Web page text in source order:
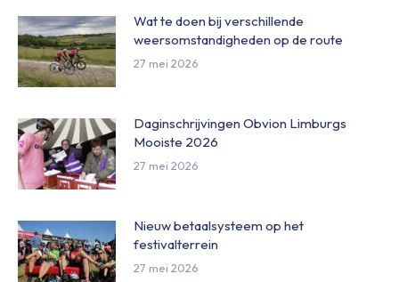
Wat te doen bij verschillende
weersomstandigheden op de route
27 mei 2026
Daginschrijvingen Obvion Limburgs
Mooiste 2026
27 mei 2026
Nieuw betaalsysteem op het
festivalterrein
27 mei 2026